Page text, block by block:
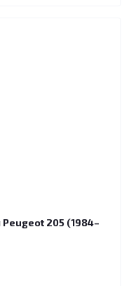
205 (1984–